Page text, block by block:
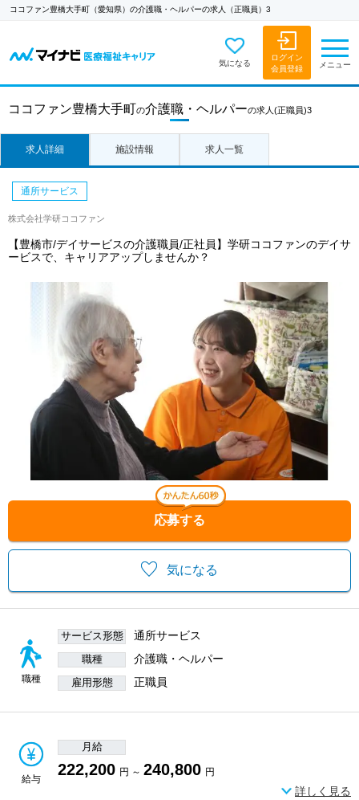
ココファン豊橋大手町（愛知県）の介護職・ヘルパーの求人（正職員）3
気になる
ログイン
会員登録
メニュー
ココファン豊橋大手町の介護職・ヘルパーの求人 (正職員)3
求人詳細 施設情報 求人一覧
気になる
応募する
通所サービス
株式会社学研ココファン
【豊橋市/デイサービスの介護職員/正社員】学研ココファンのデイサ
ービスで、キャリアアップしませんか？
職種
サービス形態 通所サービス
職種 介護職・ヘルパー
雇用形態 正職員
給与
月給
222,200 円 ～ 240,800 円
詳しく見る